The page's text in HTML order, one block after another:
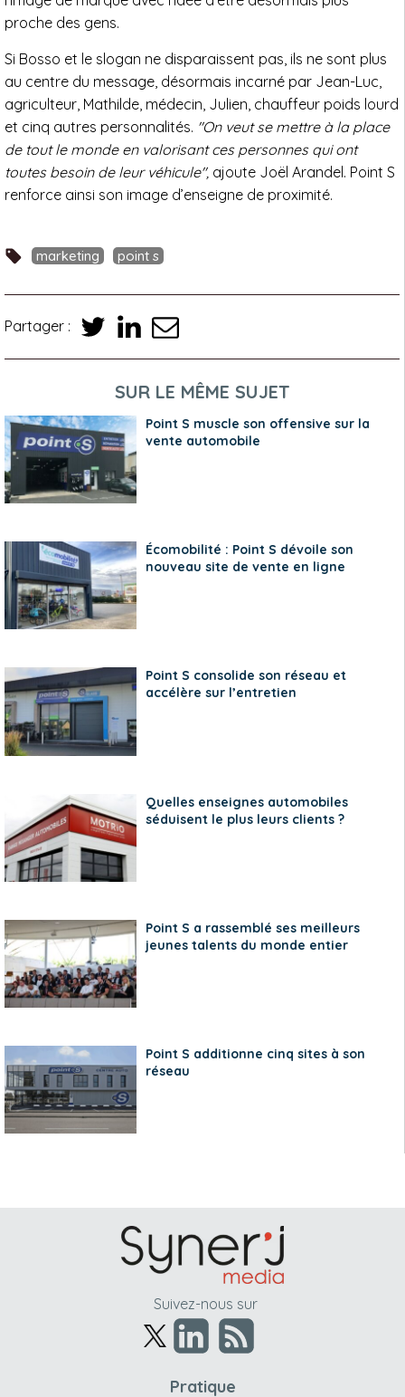
proche des gens.
Si Bosso et le slogan ne disparaissent pas, ils ne sont plus
au centre du message, désormais incarné par Jean-Luc,
agriculteur, Mathilde, médecin, Julien, chauffeur poids lourd
et cinq autres personnalités. "On veut se mettre à la place
de tout le monde en valorisant ces personnes qui ont
toutes besoin de leur véhicule", ajoute Joël Arandel. Point S
renforce ainsi son image d’enseigne de proximité.
marketing point s
Partager :
SUR LE MÊME SUJET
Point S muscle son offensive sur la
vente automobile
Écomobilité : Point S dévoile son
nouveau site de vente en ligne
Point S consolide son réseau et
accélère sur l’entretien
Quelles enseignes automobiles
séduisent le plus leurs clients ?
Point S a rassemblé ses meilleurs
jeunes talents du monde entier
Point S additionne cinq sites à son
réseau
Suivez-nous sur
Pratique